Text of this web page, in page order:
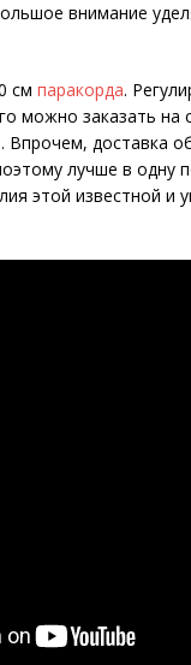
внимание
см паракорда.
можно заказать на
Впрочем, доставка
лучше в одну
этой известной